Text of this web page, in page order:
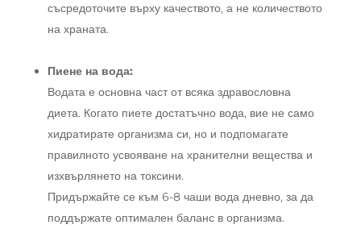
съсредоточите върху качеството, а не количеството
на храната.
Пиене на вода:
Водата е основна част от всяка здравословна
диета. Когато пиете достатъчно вода, вие не само
хидратирате организма си, но и подпомагате
правилното усвояване на хранителни вещества и
изхвърлянето на токсини.
Придържайте се към 6-8 чаши вода дневно, за да
поддържате оптимален баланс в организма.